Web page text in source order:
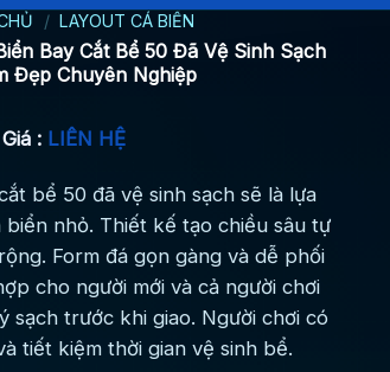
/ LAYOUT CÁ BIỂN
Bay Cắt Bể 50 Đã Vệ Sinh Sạch
Đẹp Chuyên Nghiệp
Giá : LIÊN HỆ
bể 50 đã vệ sinh sạch sẽ là lựa
nhỏ. Thiết kế tạo chiều sâu tự
Form đá gọn gàng và dễ phối
cho người mới và cả người chơi
sạch trước khi giao. Người chơi có
tiết kiệm thời gian vệ sinh bể.